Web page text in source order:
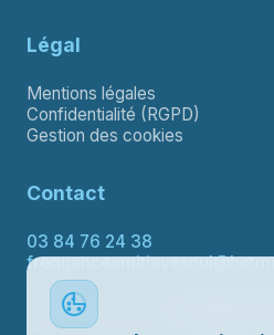
Légal
Mentions légales
Confidentialité (RGPD)
Gestion des cookies
Contact
03 84 76 24 38